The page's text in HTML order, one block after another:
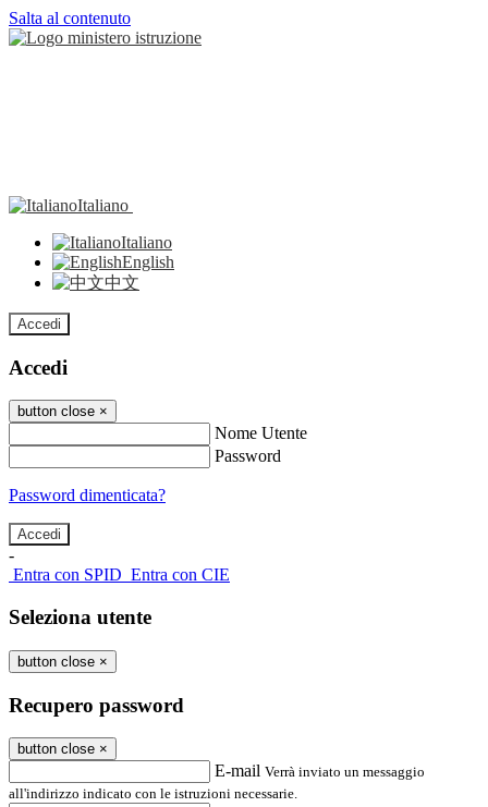
Salta al contenuto
Italiano
Italiano
English
中文
Accedi
Accedi
button close ×
Nome Utente
Password
Password dimenticata?
-
Entra con SPID Entra con CIE
Seleziona utente
button close ×
Recupero password
button close ×
E-mail Verrà inviato un messaggio
all'indirizzo indicato con le istruzioni necessarie.